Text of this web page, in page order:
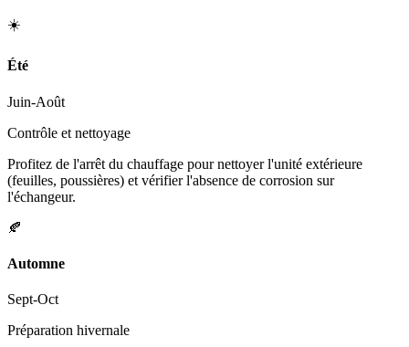
☀️
Été
Juin-Août
Contrôle et nettoyage
Profitez de l'arrêt du chauffage pour nettoyer l'unité extérieure
(feuilles, poussières) et vérifier l'absence de corrosion sur
l'échangeur.
🍂
Automne
Sept-Oct
Préparation hivernale